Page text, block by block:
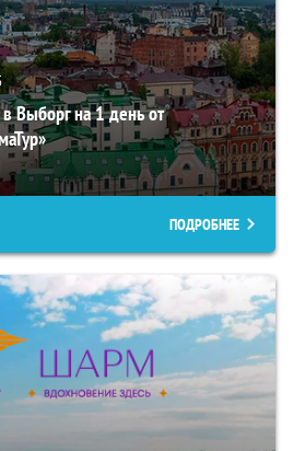
в Выборг на 1 день от
ПОДРОБНЕЕ